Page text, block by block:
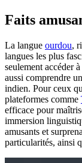
Faits
La langue ourdou,
langues les plus
seulement accéder
aussi comprendre
indien. Pour ceux
plateformes comme
efficace pour
immersion
amusants et
particularités, ainsi